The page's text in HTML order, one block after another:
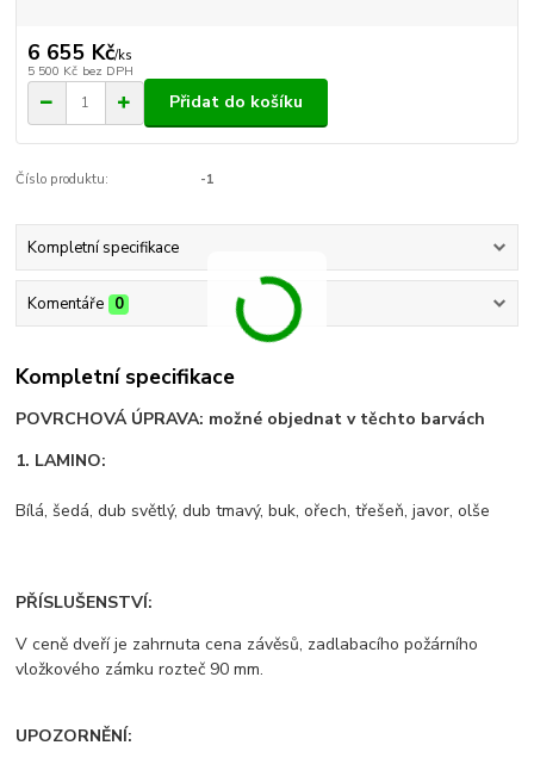
6 655 Kč/ks
5 500 Kč bez DPH
Přidat do košíku
Číslo produktu: -1
Kompletní specifikace
Komentáře 0
Kompletní specifikace
POVRCHOVÁ ÚPRAVA: možné objednat v těchto barvách
1. LAMINO:
Bílá, šedá, dub světlý, dub tmavý, buk, ořech, třešeň, javor, olše
PŘÍSLUŠENSTVÍ:
V ceně dveří je zahrnuta cena závěsů, zadlabacího požárního
vložkového zámku rozteč 90 mm.
UPOZORNĚNÍ: